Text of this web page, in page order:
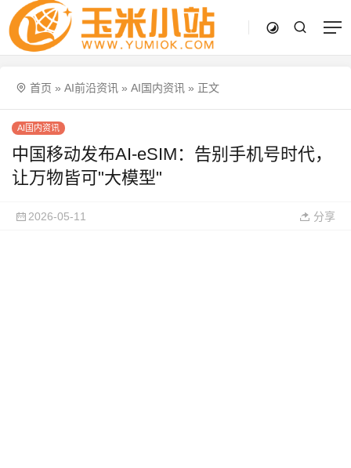
首页 » AI前沿资讯 » AI国内资讯 » 正文
AI国内资讯
中国移动发布AI-eSIM：告别手机号时代，
让万物皆可"大模型"
2026-05-11 分享